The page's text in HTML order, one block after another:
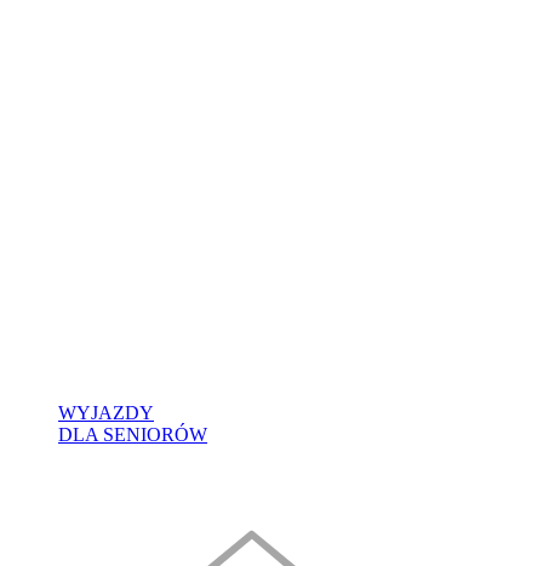
WYJAZDY
DLA SENIORÓW